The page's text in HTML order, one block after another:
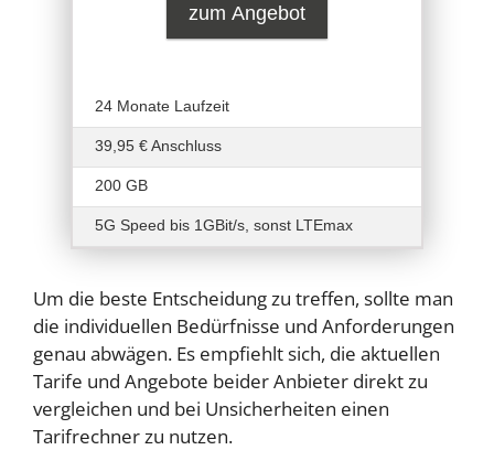
zum Angebot
24 Monate Laufzeit
39,95 € Anschluss
200 GB
5G Speed bis 1GBit/s, sonst LTEmax
Um die beste Entscheidung zu treffen, sollte man
die individuellen Bedürfnisse und Anforderungen
genau abwägen. Es empfiehlt sich, die aktuellen
Tarife und Angebote beider Anbieter direkt zu
vergleichen und bei Unsicherheiten einen
Tarifrechner zu nutzen.